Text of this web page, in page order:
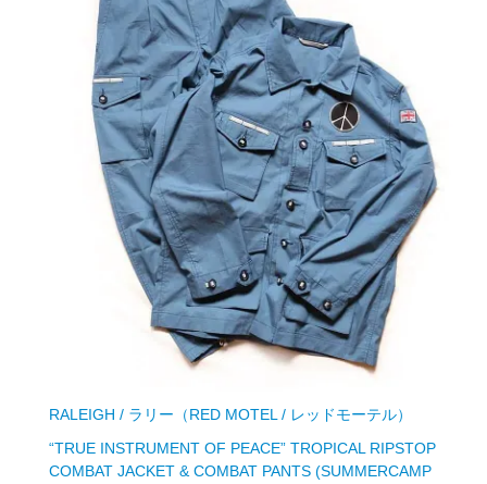
RALEIGH / ラリー（RED MOTEL / レッドモーテル）
“TRUE INSTRUMENT OF PEACE” TROPICAL RIPSTOP
COMBAT JACKET & COMBAT PANTS (SUMMERCAMP